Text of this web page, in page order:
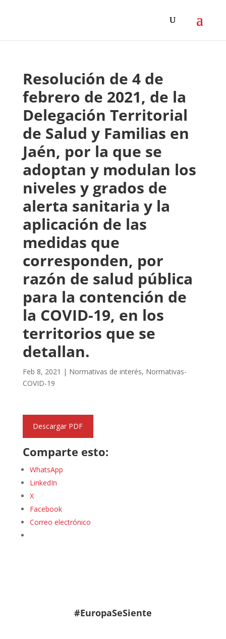
Resolución de 4 de
febrero de 2021, de la
Delegación Territorial
de Salud y Familias en
Jaén, por la que se
adoptan y modulan los
niveles y grados de
alerta sanitaria y la
aplicación de las
medidas que
corresponden, por
razón de salud pública
para la contención de
la COVID-19, en los
territorios que se
detallan.
Feb 8, 2021 | Normativas de interés, Normativas-
COVID-19
Descargar PDF
Comparte esto:
WhatsApp
LinkedIn
X
Facebook
Correo electrónico
#EuropaSeSiente